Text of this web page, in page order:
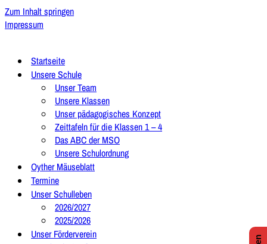
Zum Inhalt springen
Impressum
Startseite
Unsere Schule
Unser Team
Unsere Klassen
Unser pädagogisches Konzept
Zeittafeln für die Klassen 1 – 4
Das ABC der MSO
Unsere Schulordnung
Oyther Mäuseblatt
Termine
Unser Schulleben
2026/2027
2025/2026
Unser Förderverein